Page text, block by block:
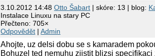
3.10.2012 14:48Otto Šabart | skóre: 13 | blog:
Instalace Linuxu na stary PC
Přečteno: 705×
Odpovědět |Admin
Ahojte, uz delsi dobu se s kamaradem
Bohuzel ted nemuhu zjistit blizsi